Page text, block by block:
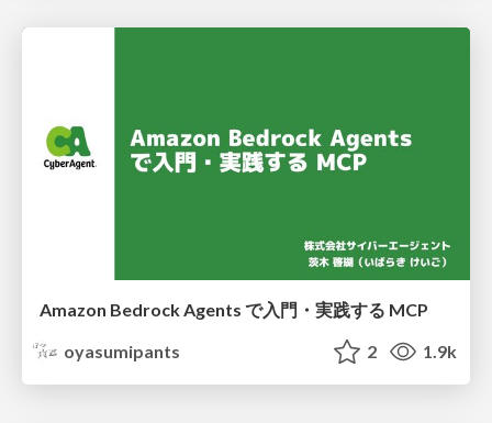
Amazon Bedrock Agents で入門・実践する MCP
oyasumipants
2 1.9k